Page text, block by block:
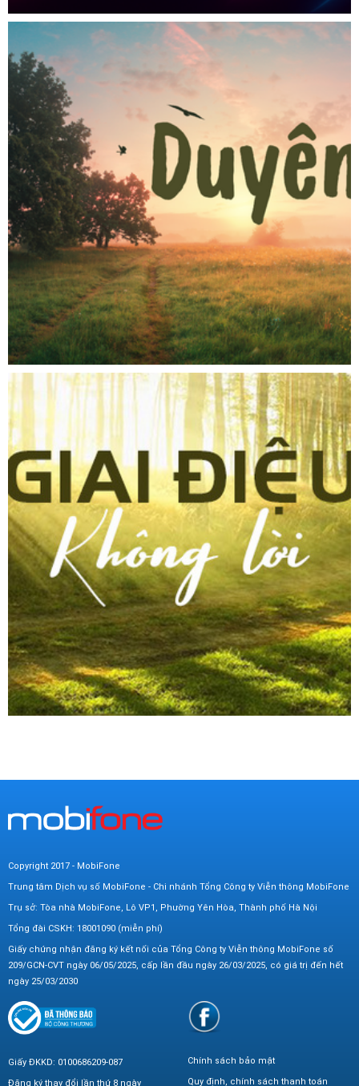
Copyright 2017 - MobiFone
Trung tâm Dịch vụ số MobiFone - Chi nhánh Tổng Công ty Viễn thông MobiFone
Trụ sở: Tòa nhà MobiFone, Lô VP1, Phường Yên Hòa, Thành phố Hà Nội
Tổng đài CSKH: 18001090 (miễn phí)
Giấy chứng nhận đăng ký kết nối của Tổng Công ty Viễn thông MobiFone số
209/GCN-CVT ngày 06/05/2025, cấp lần đầu ngày 26/03/2025, có giá trị đến hết
ngày 25/03/2030
Giấy ĐKKD: 0100686209-087
Đăng ký thay đổi lần thứ 8 ngày
Chính sách bảo mật
Quy định, chính sách thanh toán